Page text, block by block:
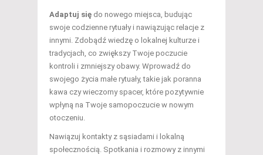
Adaptuj się do nowego miejsca, budując
swoje codzienne rytuały i nawiązując relacje z
innymi. Zdobądź wiedzę o lokalnej kulturze i
tradycjach, co zwiększy Twoje poczucie
kontroli i zmniejszy obawy. Wprowadź do
swojego życia małe rytuały, takie jak poranna
kawa czy wieczorny spacer, które pozytywnie
wpłyną na Twoje samopoczucie w nowym
otoczeniu.
Nawiązuj kontakty z sąsiadami i lokalną
społecznością. Spotkania i rozmowy z innymi